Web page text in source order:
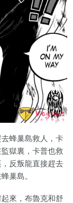
蜂巢島救人，卡
獄裏，卡普也救
反叛龍直接趕去
巢島。
來，布魯克和舒